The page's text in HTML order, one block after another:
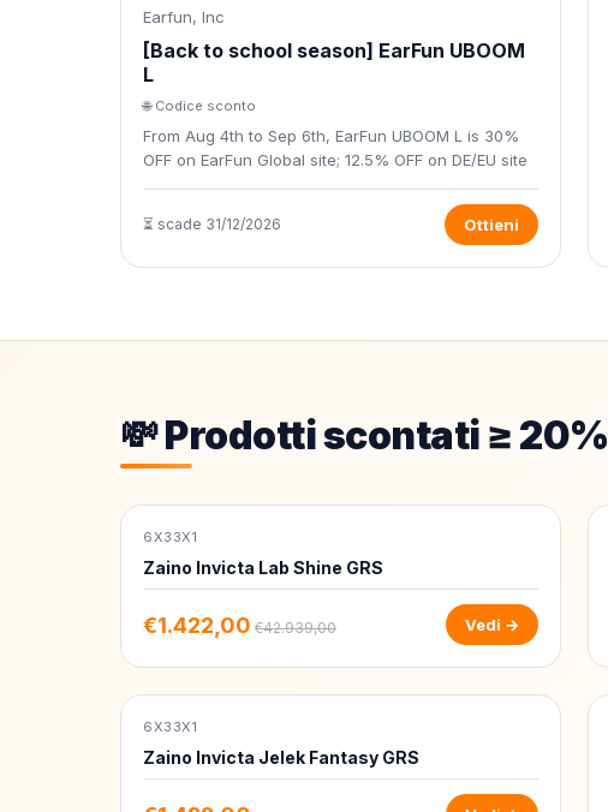
Earfun, Inc
[Back to school season] EarFun UBOOM
L
🌐 Codice sconto
From Aug 4th to Sep 6th, EarFun UBOOM L is 30%
OFF on EarFun Global site; 12.5% OFF on DE/EU site
⏳ scade 31/12/2026 Ottieni
💸 Prodotti scontati ≥ 20%
-97%
6X33X1
Zaino Invicta Lab Shine GRS
€1.422,00 €42.939,00 Vedi →
-97%
6X33X1
Zaino Invicta Jelek Fantasy GRS